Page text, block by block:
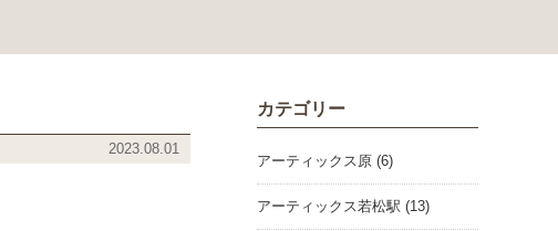
2023.08.01
カテゴリー
アーティックス原 (6)
アーティックス若松駅 (13)